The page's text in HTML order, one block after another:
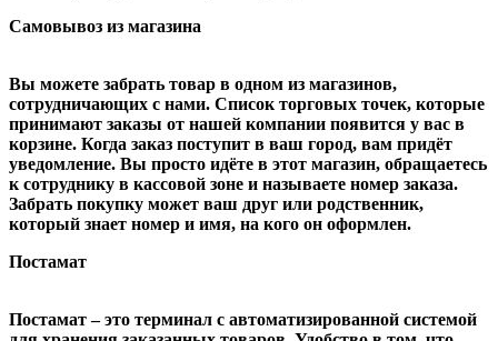
Самовывоз из магазина
Вы можете забрать товар в одном из магазинов,
сотрудничающих с нами. Список торговых точек, которые
принимают заказы от нашей компании появится у вас в
корзине. Когда заказ поступит в ваш город, вам придёт
уведомление. Вы просто идёте в этот магазин, обращаетесь
к сотруднику в кассовой зоне и называете номер заказа.
Забрать покупку может ваш друг или родственник,
который знает номер и имя, на кого он оформлен.
Постамат
Постамат – это терминал с автоматизированной системой